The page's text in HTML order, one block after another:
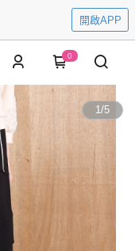
開啟APP
0
1/5